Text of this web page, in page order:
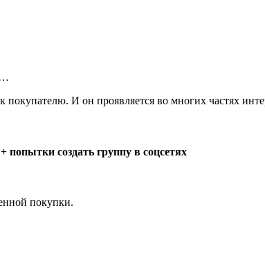
И он проявляется во многих частях
создать группу в соцсетях
покупки.